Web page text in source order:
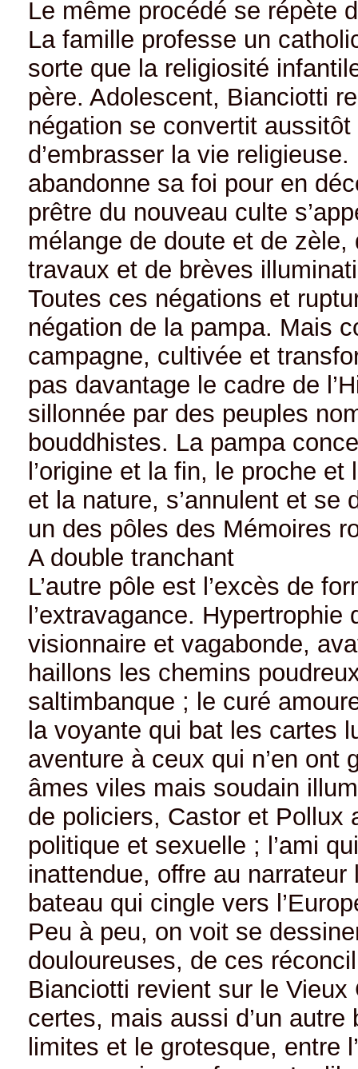
Le même procédé se répète
La famille professe un
sorte que la religiosité
père. Adolescent, Bianciotti
négation se convertit
d’embrasser la vie
abandonne sa foi pour en
prêtre du nouveau culte
mélange de doute et de
travaux et de brèves
Toutes ces négations et
négation de la pampa. Mais
campagne, cultivée et
pas davantage le cadre de
sillonnée par des peuples
bouddhistes. La pampa
l’origine et la fin, le proche
et la nature, s’annulent et se
un des pôles des Mémoires
A double tranchant
L’autre pôle est l’excès de
l’extravagance.
visionnaire et vagabonde,
haillons les chemins
saltimbanque ; le curé
la voyante qui bat les cartes
aventure à ceux qui n’en
âmes viles mais soudain
de policiers, Castor et Pollux
politique et sexuelle ; l’ami
inattendue, offre au
bateau qui cingle vers
Peu à peu, on voit se
douloureuses, de ces
Bianciotti revient sur le
certes, mais aussi d’un
limites et le grotesque, entre